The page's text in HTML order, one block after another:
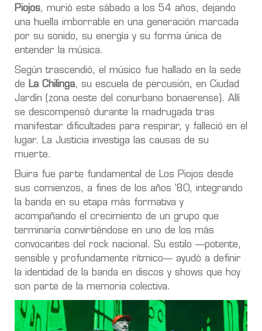
Piojos, murió este sábado a los 54 años, dejando
una huella imborrable en una generación marcada
por su sonido, su energía y su forma única de
entender la música.
Según trascendió, el músico fue hallado en la sede
de La Chilinga, su escuela de percusión, en Ciudad
Jardín (zona oeste del conurbano bonaerense). Allí
se descompensó durante la madrugada tras
manifestar dificultades para respirar, y falleció en el
lugar. La Justicia investiga las causas de su
muerte.
Buira fue parte fundamental de Los Piojos desde
sus comienzos, a fines de los años ’80, integrando
la banda en su etapa más formativa y
acompañando el crecimiento de un grupo que
terminaría convirtiéndose en uno de los más
convocantes del rock nacional. Su estilo —potente,
sensible y profundamente rítmico— ayudó a definir
la identidad de la banda en discos y shows que hoy
son parte de la memoria colectiva.